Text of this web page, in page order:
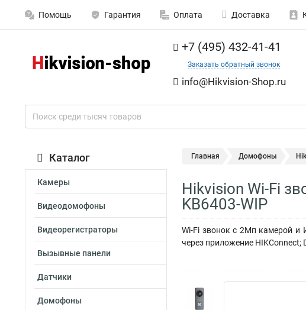
Помощь Гарантия Оплата Доставка
+7 (495) 432-41-41
Заказать обратный звонок
info@Hikvision-Shop.ru
Каталог
Камеры
Видеодомофоны
Видеорегистраторы
Вызывные панели
Датчики
Домофоны
Главная Домофоны
Hikvision Wi-Fi
KB6403-WIP
Wi-Fi звонок с 2Мп камерой и
через приложение HIKConnect;